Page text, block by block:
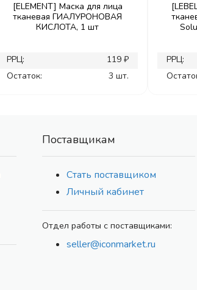
[ELEMENT] Маска для лица
тканевая ГИАЛУРОНОВАЯ
КИСЛОТА, 1 шт
РРЦ:
119 ₽
Остаток:
3 шт.
РРЦ:
Поставщикам
Стать поставщиком
Личный кабинет
Отдел работы с поставщиками:
seller@iconmarket.ru